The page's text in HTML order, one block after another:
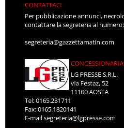
CONTATTACI
Per pubblicazione annunci,
contattare la segreteria al
segreteria@gazzettamatin.com
LG PRESSE S.R.L.
via Festaz, 52
11100 AOSTA
Tel: 0165.231711
Fax: 0165.1820141
E-mailsegreteria@lgpresse.com